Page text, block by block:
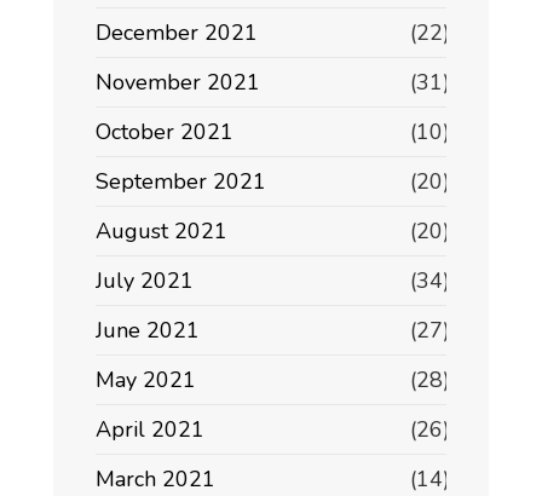
December 2021
(22)
November 2021
(31)
October 2021
(10)
September 2021
(20)
August 2021
(20)
July 2021
(34)
June 2021
(27)
May 2021
(28)
April 2021
(26)
March 2021
(14)